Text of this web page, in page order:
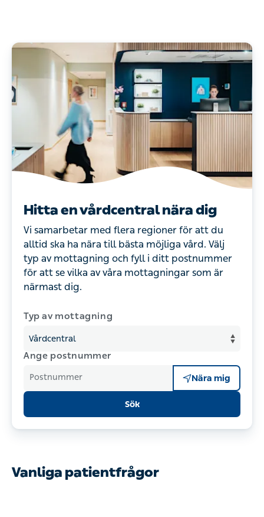
Hitta en vårdcentral nära dig
Vi samarbetar med flera regioner för att du
alltid ska ha nära till bästa möjliga vård. Välj
typ av mottagning och fyll i ditt postnummer
för att se vilka av våra mottagningar som är
närmast dig.
Typ av mottagning
Ange postnummer
Postnummer Nära mig
Sök
Vanliga patientfrågor